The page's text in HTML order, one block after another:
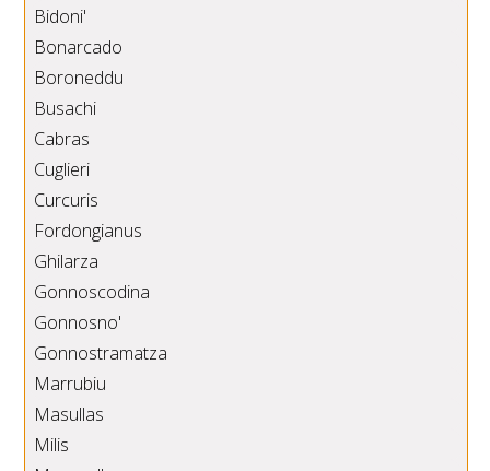
Bidoni'
Bonarcado
Boroneddu
Busachi
Cabras
Cuglieri
Curcuris
Fordongianus
Ghilarza
Gonnoscodina
Gonnosno'
Gonnostramatza
Marrubiu
Masullas
Milis